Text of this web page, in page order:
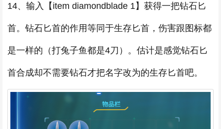
14、输入【item diamondblade 1】获得一把钻石匕
首。钻石匕首的作用等同于生存匕首，伤害跟图标都
是一样的（打兔子鱼都是4刀）。估计是感觉钻石匕
首合成却不需要钻石才把名字改为的生存匕首吧。